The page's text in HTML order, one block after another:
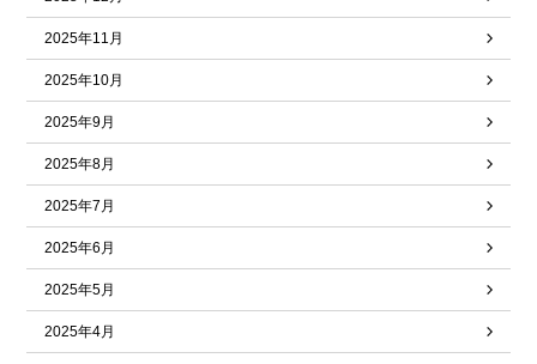
2025年11月
2025年10月
2025年9月
2025年8月
2025年7月
2025年6月
2025年5月
2025年4月